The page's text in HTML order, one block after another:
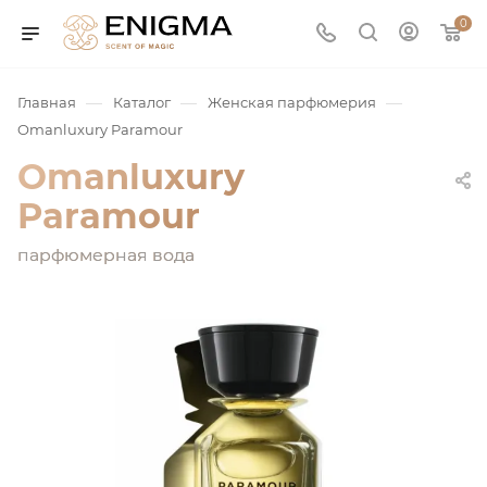
0
Главная — Каталог — Женская парфюмерия —
Omanluxury Paramour
Omanluxury
Paramour
парфюмерная вода